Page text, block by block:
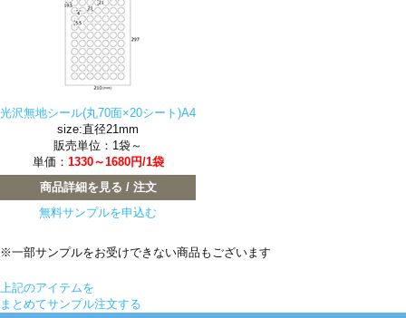
光沢無地シール(丸70面×20シート)A4
size:直径21mm
販売単位：1袋～
単価： 1330～1680円/1袋
商品詳細を見る / 注文
無料サンプルを申込む
※一部サンプルをお受けできない商品もございます
上記のアイテムを
まとめてサンプル注文する